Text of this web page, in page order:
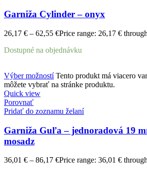
Garniža Cylinder – onyx
26,17 € – 62,55 €Price range: 26,17 €
Dostupné na objednávku
Výber možností Tento produkt má viacero
môžete vybrať na stránke produktu.
Quick view
Porovnať
Pridať do zoznamu želaní
Garniža Guľa – jednoradová 19
mosadz
36,01 € – 86,17 €Price range: 36,01 €